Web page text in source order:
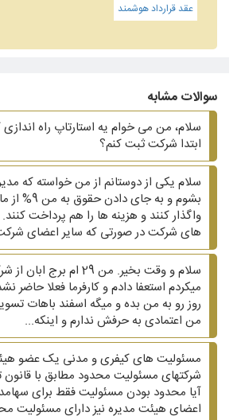
عقد قرارداد هوشمند
سوالات مشابه
سلام، من می خوام یه استارتاپ راه اندازی
ابتدا شرکت ثبت کنم؟
سلام یکی از دوستانم از من خواسته که
بشوم و به جای
واگذار کنند و هزینه ها را هم پرداخت
های شرکت در صورتی که سایر اعضای
سلام و وقت بخیر. من 29 ام
روز رو به من بده و میگه اسفند باهات
من اعتمادی به حرفش ندارم و اینکه...
مسئولیت های کیفری و مدنی یک عضو
شرکتهای مسئولیت محدود مطابق با
آیا محدود بودن مسئولیت فقط برای
اعضای هیئت مدیره نیز دارای مسئولیت